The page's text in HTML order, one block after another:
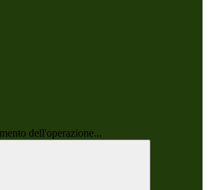
dell'operazione...